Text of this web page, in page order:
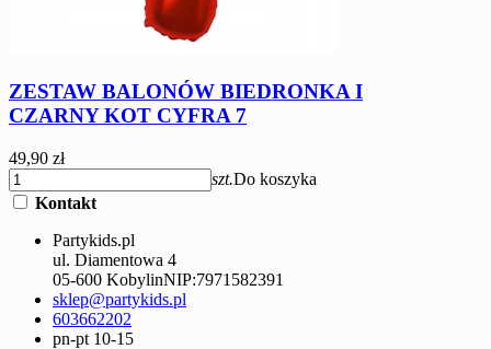
ZESTAW BALONÓW BIEDRONKA I
CZARNY KOT CYFRA 7
49,90 zł
szt.Do koszyka
Kontakt
Partykids.pl
ul. Diamentowa 4
05-600 KobylinNIP:7971582391
sklep@partykids.pl
603662202
pn-pt 10-15